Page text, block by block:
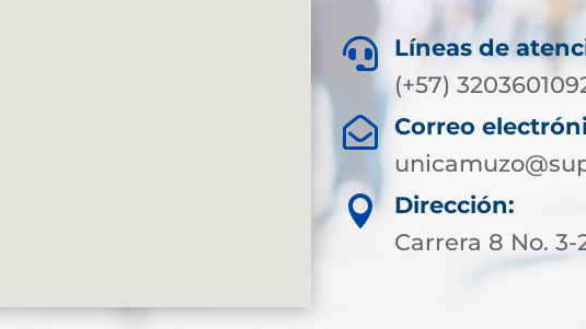

Líneas de
(+57)

Correo

Dirección:
Carrera 8 No. 3-